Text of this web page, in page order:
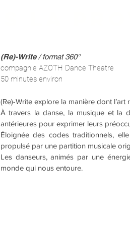
(Re)-Write/ format 360°
compagnie AZOTH Dance Theatre
50 minutes environ
(Re)-Write explore la manière dont
À travers la danse, la musique et la
antérieures pour exprimer leurs
Éloignée des codes traditionnels,
propulsé par une partition musicale
Les danseurs, animés par une
monde qui nous entoure.